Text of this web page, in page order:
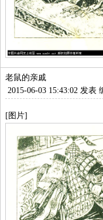
老鼠的亲戚
2015-06-03 15:43:02 发表
[图片]